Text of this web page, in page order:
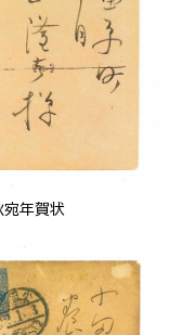
年賀状